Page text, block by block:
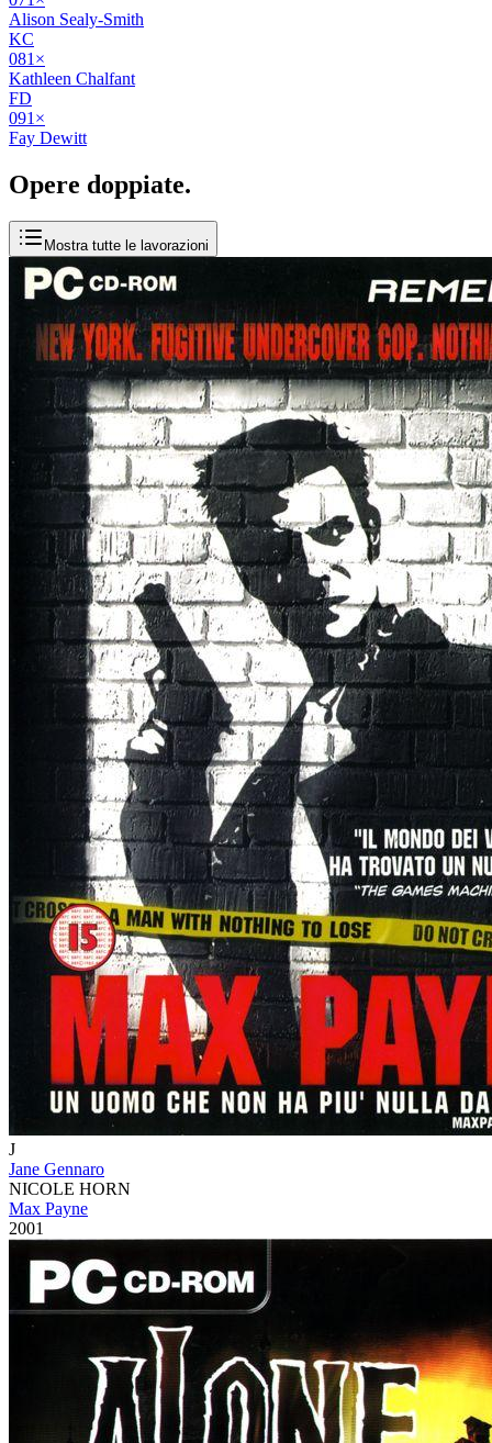
Alison Sealy-Smith
KC
081 ×
Kathleen Chalfant
FD
091 ×
Fay Dewitt
Opere doppiate.
Mostra tutte le lavorazioni
J
Jane Gennaro
NICOLE HORN
Max Payne
2001